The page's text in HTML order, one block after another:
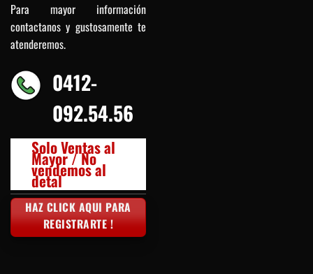
Para mayor información
contactanos y gustosamente te
atenderemos.
0412-
092.54.56
Solo Ventas al
Mayor / No
vendemos al
detal
HAZ CLICK AQUI PARA
REGISTRARTE !